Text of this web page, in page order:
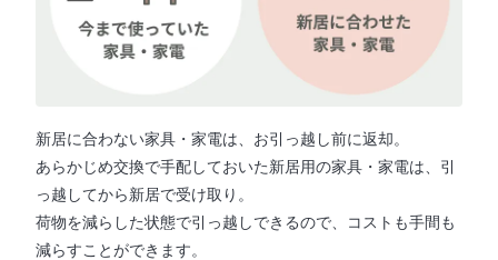
新居に合わない家具・家電は、お引っ越し前に返却。
あらかじめ交換で手配しておいた新居用の家具・家電は、引
っ越してから新居で受け取り。
荷物を減らした状態で引っ越しできるので、コストも手間も
減らすことができます。